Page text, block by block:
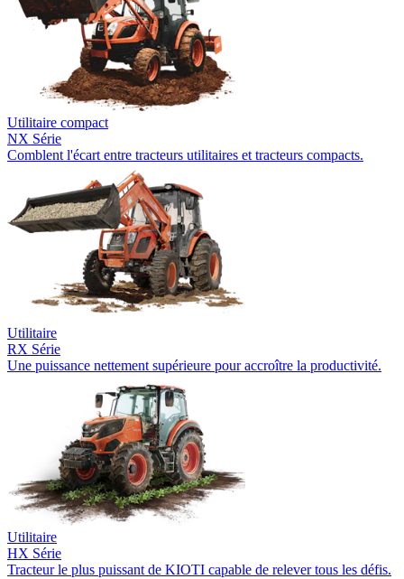
Utilitaire compact
NX Série
Comblent l'écart entre tracteurs utilitaires et tracteurs compacts.
Utilitaire
RX Série
Une puissance nettement supérieure pour accroître la productivité.
Utilitaire
HX Série
Tracteur le plus puissant de KIOTI capable de relever tous les défis.